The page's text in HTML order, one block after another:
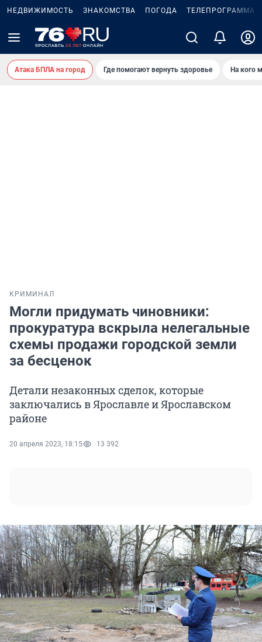
НЕДВИЖИМОСТЬ ЗНАКОМСТВА ПОГОДА ТЕЛЕПРОГРАММА
Атака БПЛА на город Где помогают вернуть здоровье На кого
КРИМИНАЛ
Могли придумать чиновники:
прокуратура вскрыла нелегальные
схемы продажи городской земли
за бесценок
Детали незаконных сделок, которые
заключались в Ярославле и Ярославском
районе
20 апреля 2023, 18:15 13 392